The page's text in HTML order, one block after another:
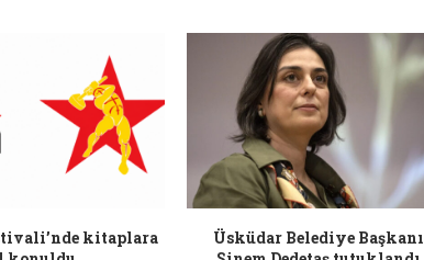
kitaplara
Üsküdar Belediye Başkanı